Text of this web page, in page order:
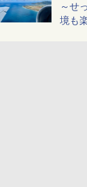
～せ
境も